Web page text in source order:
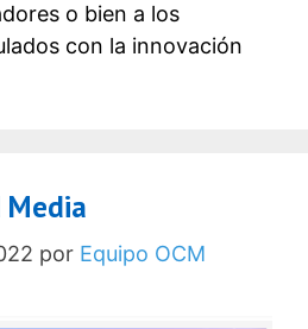
o bien a los
con la innovación
Media
por Equipo OCM